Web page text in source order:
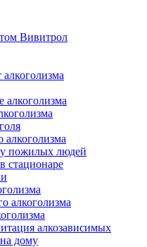
Вивитрол
алкоголизма
алкоголизма
у пожилых людей
стационаре
алкоголизма
алкозависимых
дому